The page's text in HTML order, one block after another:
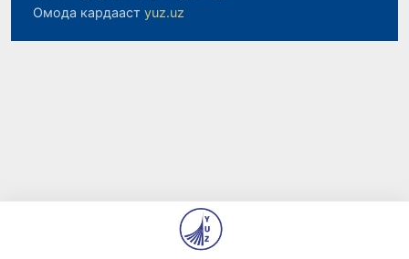
Омода кардааст yuz.uz